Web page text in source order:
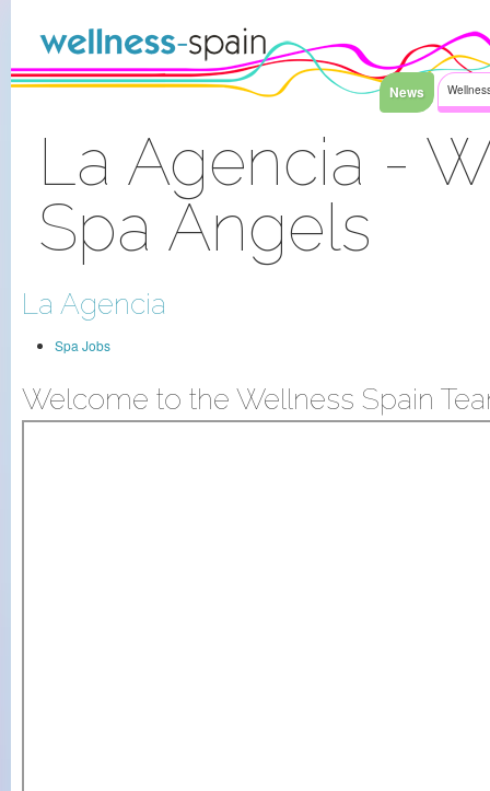
News
La Agencia -
Spa Angels
La Agencia
Spa Jobs
Welcome to the Wellness Spain